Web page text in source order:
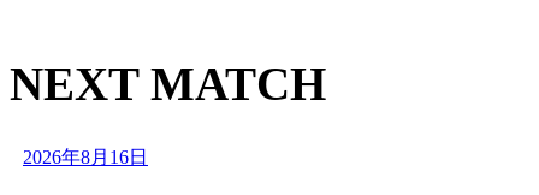
NEXT MATCH
2026年8月16日